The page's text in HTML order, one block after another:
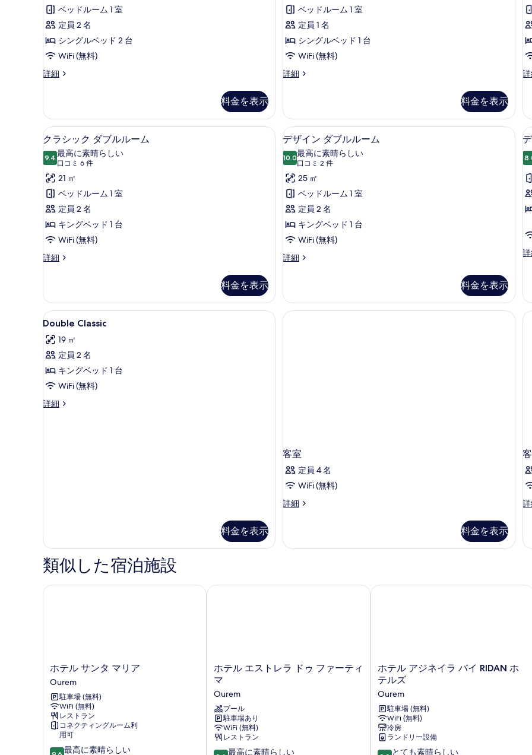
表
示
す
る
示
す
る
の
詳
細
ツ
イ
ン
ル
ー
す
べ
て
の
写
真
を
表
示
す
ミ
2
件)
ベッドルーム 1 室
定員 2 名
シングルベッド 2 台
WiFi (無料)
詳細
デ
ツ
イ
ン
ー
の
詳
細
料金を表示
ク
シ
ン
グ
ル
ム
の
す
べ
て
の
写
真
を
表
る
ミ
2
件)
ベッドルーム 1 室
定員 1 名
シングルベッド 1 台
WiFi (無料)
詳細
ク
ク
シ
ン
ル
ー
ム
の
詳
細
料金を表示
表
ク
ク
ツ
イ
ル
ム
の
細
ク
ラ
シ
ッ
ク
ダ
ブ
ル
ル
の
す
べ
て
の
写
を
クラシック ダブルルーム | ミニバー、セーフティボックス (室内)、デスク、遮光カーテン
4
クラシック ダブルルーム
9.410 点中 9.4
最高に素晴らしい
口コミ 6 件
(口
コ
ミ
6
件)
21 ㎡
ベッドルーム 1 室
定員 2 名
キングベッド 1 台
WiFi (無料)
詳細
ク
ク
ダ
ブ
ル
ー
の
詳
料金を表示
デ
ザ
イ
ン
ダ
ブ
ル
ル
ー
す
べ
る
デザイン ダブルルーム | ミニバー、
4
デザイン ダブルルーム
10.010 点中 10.0
最高に素晴らしい
口コミ 2 件
(口
コ
ミ
2
件)
25 ㎡
ベッドルーム 1 室
定員 2 名
キングベッド 1 台
WiFi (無料)
詳細
デ
ダ
ブ
ル
料金を表示
デ
ま
ン
デ
ダ
ブ
ル
Double
Classic
の
す
べ
て
の
ミニバー、セーフティボックス (室内)、デスク、遮光カーテン
3
Double Classic
19 ㎡
定員 2 名
キングベッド 1 台
WiFi (無料)
詳細
Double
料金を表示
客室
定員 4 名
WiFi (無料)
詳細
客
細
料金を表示
客
細
類似した宿泊施設
ホ
テ
ル
サ
ン
タ
マ
ア
ホテル サンタ マリア
Ourem
駐車場 (無料)
WiFi (無料)
レストラン
コネクティングルーム利
用可
10
最高に素晴らしい
ホテル サンタ マリア
ホ
テ
エ
ス
ト
レ
ラ
ド
ホテル エストレラ ドゥ ファーティ
マ
Ourem
プール
駐車場あり
WiFi (無料)
レストラン
10 最高に素晴らしい
ホテル エストレラ ドゥ ファーティマ
ホ
テ
ア
ジ
ネ
イ
ラ
バ
ホテル アジネイラ バイ RIDAN ホ
テルズ
Ourem
駐車場 (無料)
WiFi (無料)
冷房
ランドリー設備
10 とても素晴らしい
ホテル アジネイラ バイ RIDAN ホテ